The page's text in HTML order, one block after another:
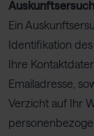
Ein
Identifikation
Ihre
Emailadresse,
Verzicht auf Ihr